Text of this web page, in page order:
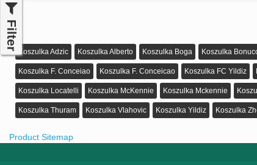
Filter
Koszulka Adzic Koszulka Alberto Koszulka Boga Koszulka
Koszulka F. Conceiao Koszulka F. Conceicao Koszulka FC Yildiz
Koszulka Locatelli Koszulka McKennie Koszulka Mckennie
Koszulka Thuram Koszulka Vlahovic Koszulka Yildiz Koszulka
Product Sitemap